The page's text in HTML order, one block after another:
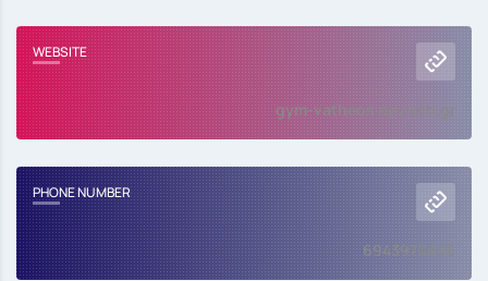
WEBSITE
gym-vatheos.eyv.sch.gr
PHONE NUMBER
6943970396